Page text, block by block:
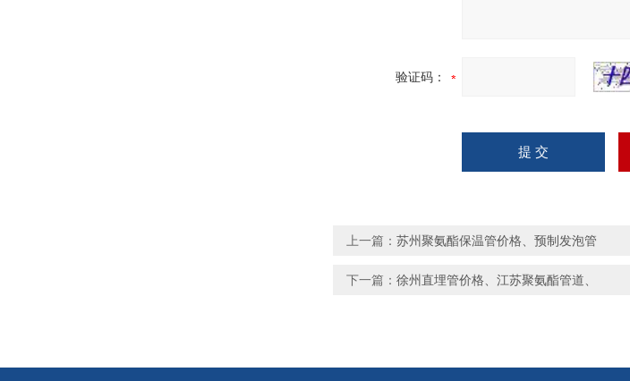
验证码：
上一篇： 苏州聚氨酯保温管价格、预制发泡管
下一篇： 徐州直埋管价格、江苏聚氨酯管道、